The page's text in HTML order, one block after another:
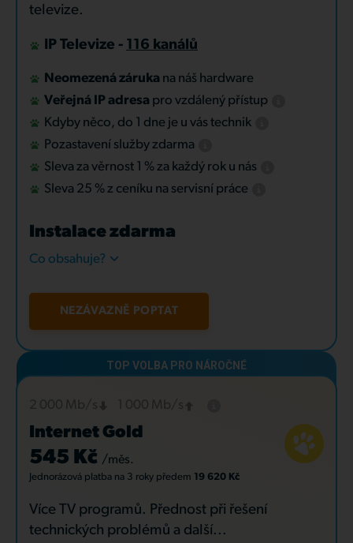
televize.
IP Televize - 116 kanálů
Neomezená záruka na náš hardware
Veřejná IP adresa pro vzdálený přístup
Kdyby něco, do 1 dne je u vás technik
Pozastavení služby zdarma
Sleva za věrnost 1 % za každý rok u nás
Sleva 25 % z ceníku na servisní práce
Instalace zdarma
Co obsahuje?
NEZÁVAZNĚ POPTAT
Internet Gold
545 Kč /měs.
Jednorázová platba na 3 roky předem 19 620 Kč
Více TV programů. Přednost při řešení
technických problémů a další...